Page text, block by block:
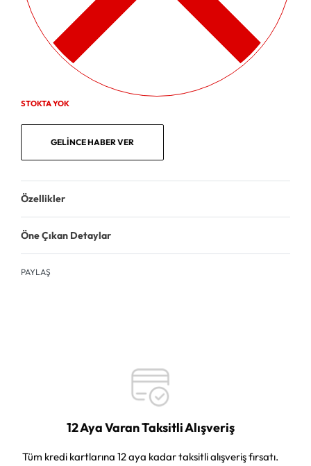
STOKTA YOK
GELINCE HABER VER
Özellikler
Öne Çıkan Detaylar
PAYLAŞ
12 Aya Varan Taksitli Alışveriş
Tüm kredi kartlarına 12 aya kadar taksitli alışveriş fırsatı.